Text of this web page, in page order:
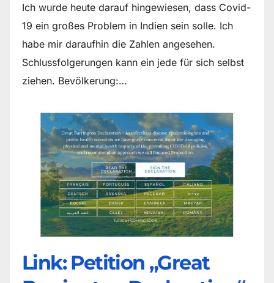
Ich wurde heute darauf hingewiesen, dass Covid-
19 ein großes Problem in Indien sein solle. Ich
habe mir daraufhin die Zahlen angesehen.
Schlussfolgerungen kann ein jede für sich selbst
ziehen. Bevölkerung:…
Link: Petition „Great